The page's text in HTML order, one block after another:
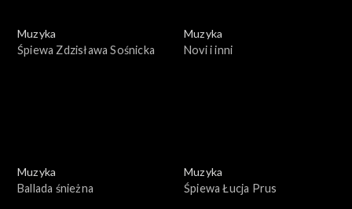
Muzyka
Śpiewa Zdzisława Sośnicka
Muzyka
Novi i inni
Muzyka
Ballada śnieżna
Muzyka
Śpiewa Łucja Prus